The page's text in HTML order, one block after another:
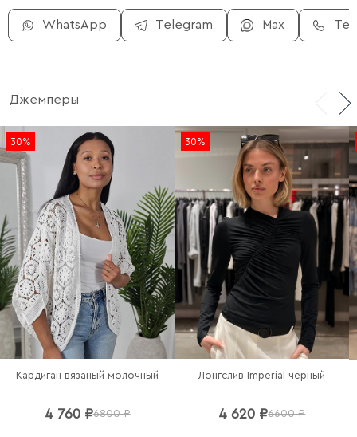
WhatsApp Telegram Max
Джемперы
30%
Кардиган вязаный молочный
4 760 ₽6800 ₽
30%
Лонгслив Imperial черный
4 620 ₽6600 ₽